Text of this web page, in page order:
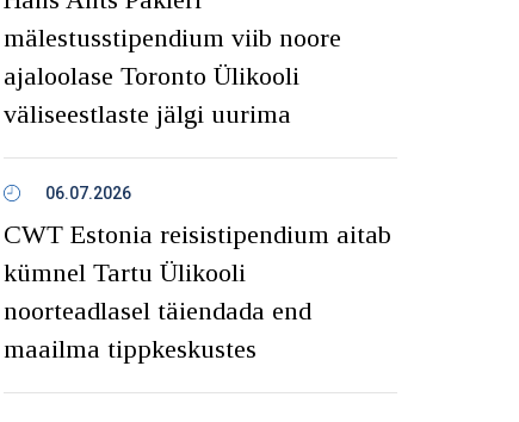
mälestusstipendium viib noore
ajaloolase Toronto Ülikooli
väliseestlaste jälgi uurima
06.07.2026
CWT Estonia reisistipendium aitab
kümnel Tartu Ülikooli
noorteadlasel täiendada end
maailma tippkeskustes